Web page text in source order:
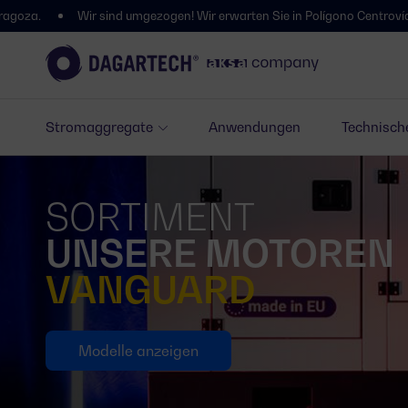
Stromaggregate Anwendungen
sind umgezogen! Wir erwarten Sie in Polígono Centrovía, Calle La
SORTIMENT
UNSERE MOTOREN
VANGUARD
Modelle anzeigen